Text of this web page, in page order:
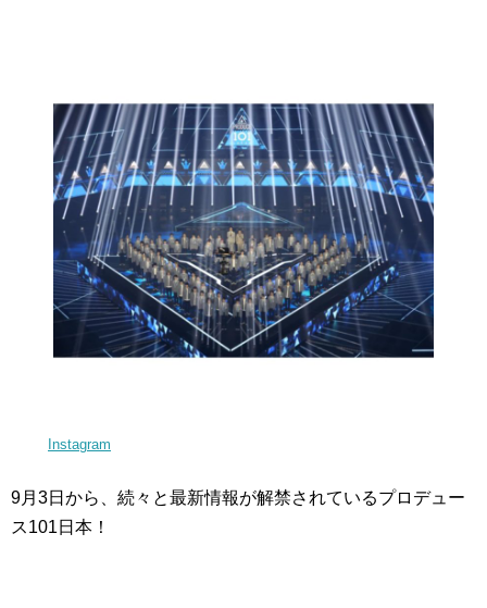
Instagram
9月3日から、続々と最新情報が解禁されているプロデュー
ス101日本！